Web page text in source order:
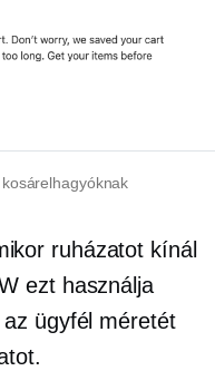
ruházatot kínál
ezt használja
ügyfél méretét